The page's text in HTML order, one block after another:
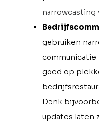
narrowcasting
gebruiken
goed op
Denk
updates laten